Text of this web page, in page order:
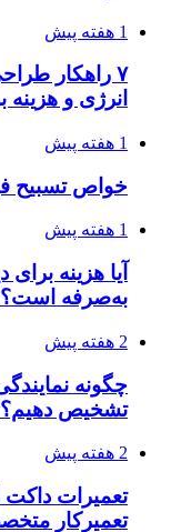
1 هفته پیش
۷ راهکار
انرژی و هزینه
1 هفته پیش
خواص تسبیح
1 هفته پیش
آیا هزینه
به‌صرفه است؟
2 هفته پیش
چگونه
تشخیص دهیم؟
2 هفته پیش
تعمیرات داکت
تعمیرکار